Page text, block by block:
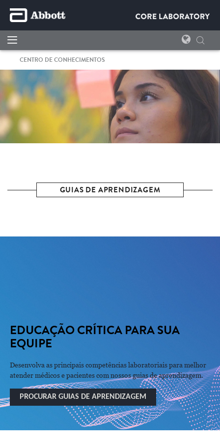
CENTRO DE CONHECIMENTOS
CONHECIMENTO
GUIAS DE APRENDIZAGEM
EDUCAÇÃO CRÍTICA PARA SUA
EQUIPE
Desenvolva as principais competências laboratoriais para melhor
atender médicos e pacientes com nossos guias de aprendizagem.
PROCURAR GUIAS DE APRENDIZAGEM